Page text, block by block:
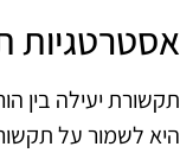
אסטרטגיות
תקשורת יעילה בין
היא לשמור על